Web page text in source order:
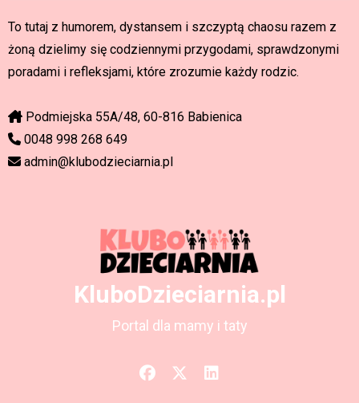
To tutaj z humorem, dystansem i szczyptą chaosu razem z
żoną dzielimy się codziennymi przygodami, sprawdzonymi
poradami i refleksjami, które zrozumie każdy rodzic.
Podmiejska 55A/48, 60-816 Babienica
0048 998 268 649
admin@klubodzieciarnia.pl
KluboDzieciarnia.pl
Portal dla mamy i taty